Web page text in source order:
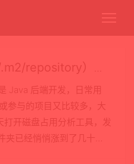
repository）清
无用依赖，释放大
Java 后端开发，日常用
参与的项目又比较多，大
开磁盘占用分析工具，发
夹已经悄悄涨到了几十